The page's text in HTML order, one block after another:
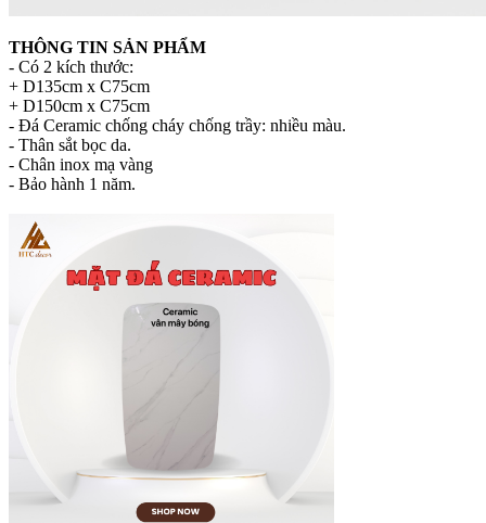
THÔNG TIN SẢN PHẨM
- Có 2 kích thước:
+ D135cm x C75cm
+ D150cm x C75cm
- Đá Ceramic chống cháy chống trầy: nhiều màu.
- Thân sắt bọc da.
- Chân inox mạ vàng
- Bảo hành 1 năm.